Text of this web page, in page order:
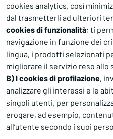
cookies analytics, così
dal trasmetterli ad ulteriori
cookies di funzionalità: ti
navigazione in funzione dei
lingua, i prodotti selezionati
migliorare il servizio reso allo
B) I cookies di profilazione,
analizzare gli interessi e le
singoli utenti, per
erogare, ad esempio,
all’utente secondo i suoi